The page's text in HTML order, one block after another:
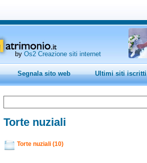
by Os2 Creazione siti internet
Segnala sito web Ultimi siti iscritti
Torte nuziali
Torte nuziali (10)